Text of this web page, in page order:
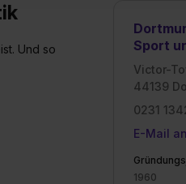
II). Du kannst die von dir
Datenschutzerklärung unter
einzelnen Cookies findest
Sport
Victor-
44139
0231
E-Mail
1960
Und so